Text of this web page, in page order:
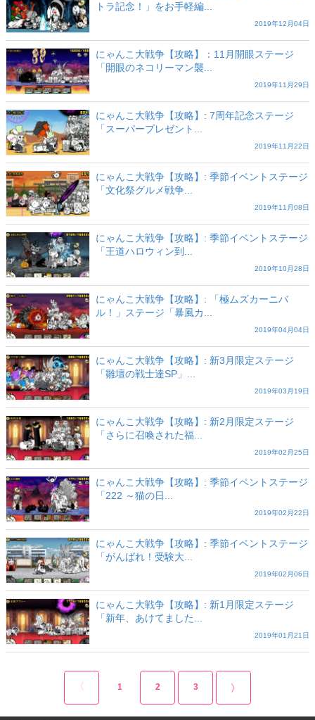
トラ記念！」をお手軽編...
2019年12月04日
にゃんこ大戦争【攻略】：11月開眼ステージ
「開眼のネコリーマン襲...
2019年11月29日
にゃんこ大戦争【攻略】: 7周年記念ステージ
「スーパープレゼント...
2019年11月22日
にゃんこ大戦争【攻略】: 季節イベントステージ
「文化祭グルメ戦争...
2019年11月08日
にゃんこ大戦争【攻略】: 季節イベントステージ
「王道ハロウィン到...
2019年10月28日
にゃんこ大戦争【攻略】: 「極ムズカーニバ
ル！」ステージ「暴風カ...
2019年04月04日
にゃんこ大戦争【攻略】: 新3月限定ステージ
「雛壇の戦士達SP」...
2019年03月19日
にゃんこ大戦争【攻略】: 新2月限定ステージ
「さらに召喚された福...
2019年02月25日
にゃんこ大戦争【攻略】: 季節イベントステージ
「222 ～猫の日...
2019年02月22日
にゃんこ大戦争【攻略】: 季節イベントステージ
「がんばれ！受験大...
2019年02月06日
にゃんこ大戦争【攻略】: 新1月限定ステージ
「新年、あけてました...
2019年01月21日
1 2 3